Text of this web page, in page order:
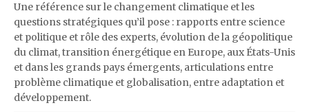
Une référence sur le changement climatique et les
questions stratégiques qu’il pose : rapports entre science
et politique et rôle des experts, évolution de la géopolitique
du climat, transition énergétique en Europe, aux États-Unis
et dans les grands pays émergents, articulations entre
problème climatique et globalisation, entre adaptation et
développement.